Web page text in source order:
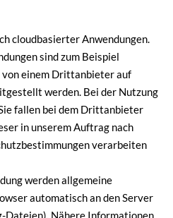
cloudbasierter Anwendungen.
sind zum Beispiel
von einem Drittanbieter auf
werden. Bei der Nutzung
fallen bei dem Drittanbieter
in unserem Auftrag nach
verarbeiten
werden allgemeine
automatisch an den Server
Dateien). Nähere Informationen